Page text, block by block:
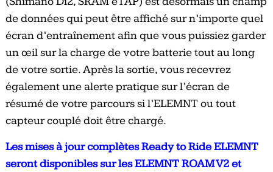
de données qui peut être affiché sur n’importe quel
écran d’entraînement afin que vous puissiez garder
un œil sur la charge de votre batterie tout au long
de votre sortie. Après la sortie, vous recevrez
également une alerte pratique sur l’écran de
résumé de votre parcours si l’ELEMNT ou tout
capteur couplé doit être chargé.
Les mises à jour complètes Ready to Ride ELEMNT
seront disponibles sur les ELEMNT ROAM V2 et